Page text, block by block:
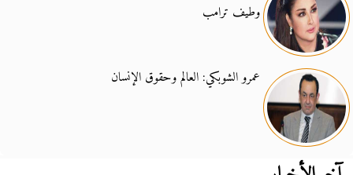
وطيف ترامب
عمرو الشوبكي: العالم وحقوق الإنسان